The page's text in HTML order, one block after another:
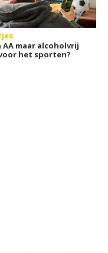
AA maar alcoholvrij
het sporten?